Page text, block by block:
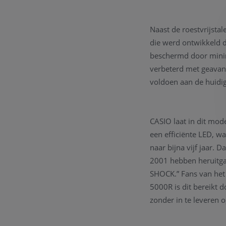
Naast de
die werd ontwikkeld
beschermd door
verbeterd met
voldoen aan de
CASIO laat in dit
een efficiënte LED,
naar bijna vijf jaar.
2001 hebben
SHOCK.” Fans van
5000R is dit bereikt
zonder in te leveren